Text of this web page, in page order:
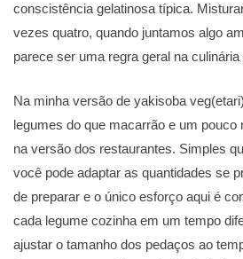
conscistência gelatinosa típica.
vezes quatro, quando juntamos algo
parece ser uma regra geral na culinária
Na minha versão de yakisoba
legumes do que macarrão e um pouco
na versão dos restaurantes. Simples
você pode adaptar as quantidades se
de preparar e o único esforço aqui é
cada legume cozinha em um tempo
ajustar o tamanho dos pedaços ao